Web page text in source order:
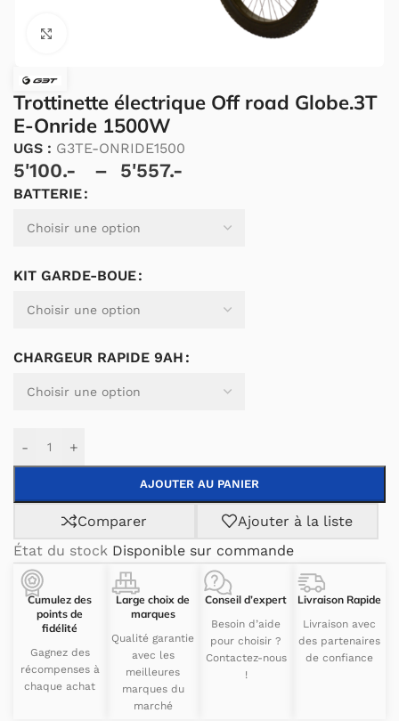
Trottinette électrique Off road Globe.3T
E-Onride 1500W
UGS : G3TE-ONRIDE1500
5'100.- – 5'557.-
BATTERIE
KIT GARDE-BOUE
CHARGEUR RAPIDE 9AH
- +
AJOUTER AU PANIER
Alternative:
Comparer
Ajouter à la liste
État du stock Disponible sur commande
Cumulez des
points de
fidélité
Gagnez des
récompenses à
chaque achat
Large choix de
marques
Qualité garantie
avec les
meilleures
marques du
marché
Conseil d’expert
Besoin d’aide
pour choisir ?
Contactez-nous
!
Livraison Rapide
Livraison avec
des partenaires
de confiance